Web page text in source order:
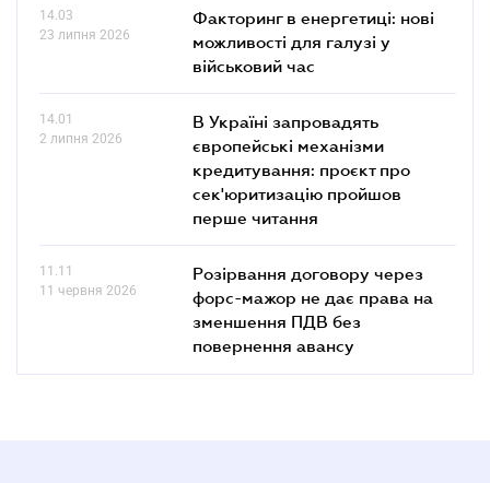
14.03
23 липня 2026
Факторинг в енергетиці: нові
можливості для галузі у
військовий час
14.01
2 липня 2026
В Україні запровадять
європейські механізми
кредитування: проєкт про
сек'юритизацію пройшов
перше читання
11.11
11 червня 2026
Розірвання договору через
форс-мажор не дає права на
зменшення ПДВ без
повернення авансу